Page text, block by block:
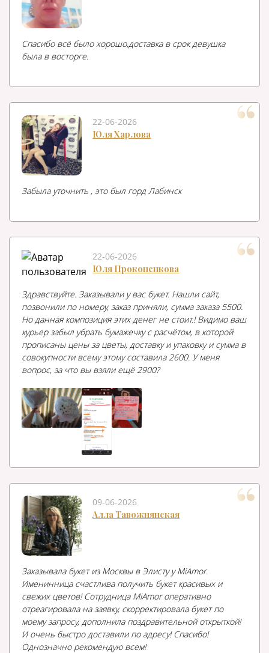
Спасибо всё было хорошо,доставка в срок девушка
была в восторге.
22-06-2026
Юля Харлова
Забыла уточнить , это был горд Лабинск
22-06-2026
Юля Прокопенкова
Здравствуйте. Заказывали у вас букет. Нашли сайт,
позвонили по номеру, заказ приняли, сумма заказа 5500.
Но данная композиция этих денег не стоит.! Видимо ваш
курьер забыл убрать бумажечку с расчётом, в которой
прописаны цены за цветы, доставку и упаковку и сумма в
совокупности всему этому составила 2600. У меня
вопрос, за что вы взяли ещё 2900?
09-06-2026
Алла Тавожнянская
Заказывала букет из Москвы в Элисту у MiAmor.
Именинница счастлива получить букет красивых и
свежих цветов! Сотрудница MiAmor оперативно
отреагировала на заявку, скорректировала букет по
моему запросу, дополнила поздравительной открыткой!
И очень быстро доставили по адресу! Спасибо!
Однозначно рекомендую всем!